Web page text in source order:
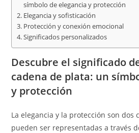
símbolo de elegancia y protección
Elegancia y sofisticación
Protección y conexión emocional
Significados personalizados
Descubre el significado
cadena de plata: un
y protección
La elegancia y la protección son dos
pueden ser representadas a través